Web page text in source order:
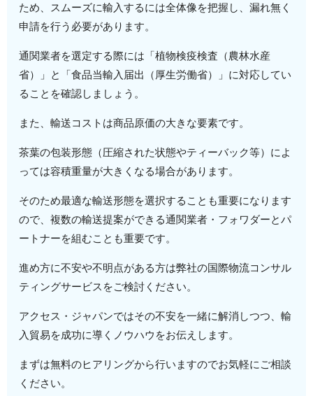
ため、スムーズに輸入するには全体像を把握し、漏れ無く
申請を行う必要があります。
通関業者を選定する際には「植物検疫検査（農林水産
省）」と「食品当輸入届出（厚生労働省）」に対応してい
ることを確認しましょう。
また、輸送コストは商品原価の大きな要素です。
茶葉の包装形態（圧縮された状態やティーバック等）によ
っては容積重量が大きくなる場合があります。
そのため最適な輸送形態を選択することも重要になります
ので、複数の輸送提案ができる通関業者・フォワダーとパ
ートナーを組むことも重要です。
進め方に不安や不明点がある方は弊社の国際物流コンサル
ティングサービスをご検討ください。
アクセス・ジャパンではその不安を一緒に解消しつつ、輸
入貿易を成功に導くノウハウをお伝えします。
まずは無料のヒアリングから行いますのでお気軽にご相談
ください。